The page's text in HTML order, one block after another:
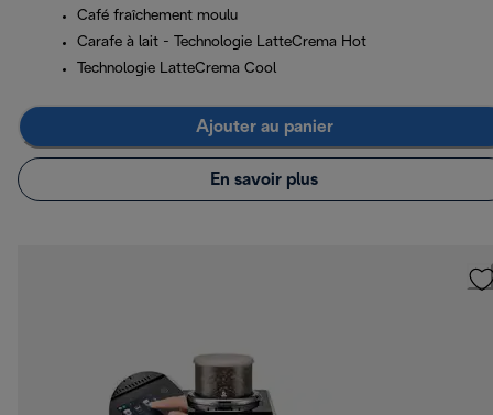
Café fraîchement moulu
Carafe à lait - Technologie LatteCrema Hot
Technologie LatteCrema Cool
Ajouter au panier
En savoir plus